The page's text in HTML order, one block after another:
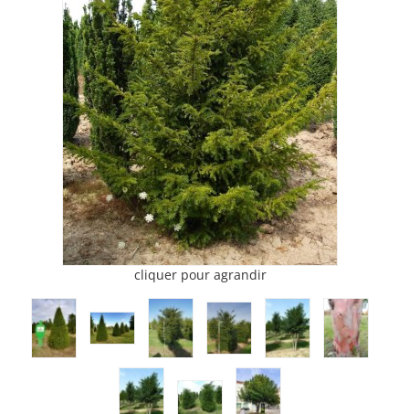
cliquer pour agrandir